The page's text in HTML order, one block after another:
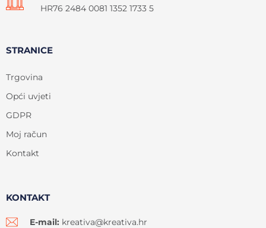
HR76 2484 0081 1352 1733 5
STRANICE
Trgovina
Opći uvjeti
GDPR
Moj račun
Kontakt
KONTAKT
E-mail: kreativa@kreativa.hr